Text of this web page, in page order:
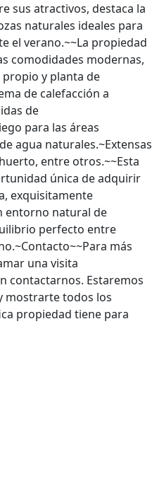
sus atractivos, destaca la
naturales ideales para
el verano.~~La propiedad
comodidades modernas,
propio y planta de
de calefacción a
de
para las áreas
agua naturales.~Extensas
entre otros.~~Esta
única de adquirir
exquisitamente
entorno natural de
perfecto entre
más
una visita
contactarnos. Estaremos
mostrarte todos los
propiedad tiene para